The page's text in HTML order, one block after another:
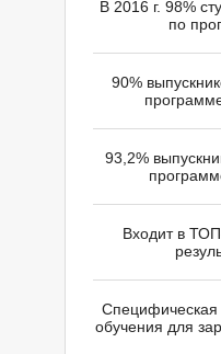
В 2016 г. 98%
по
90%
93,2%
Входит в
Специфическая
обучения для